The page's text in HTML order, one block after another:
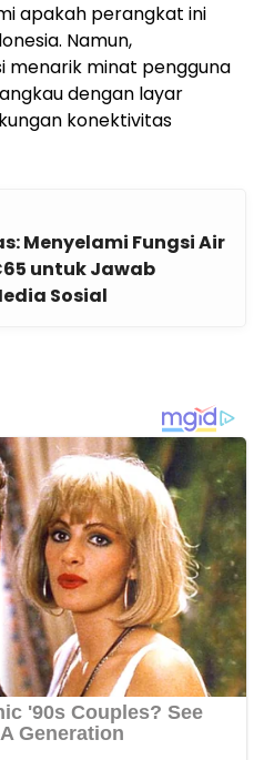
apakah perangkat ini
Namun,
menarik minat pengguna
dengan layar
konektivitas
Menyelami Fungsi Air
untuk Jawab
Sosial